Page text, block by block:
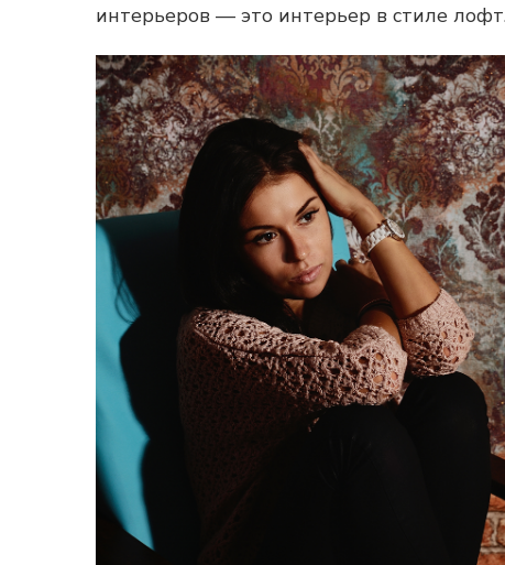
интерьеров — это интерьер в стиле